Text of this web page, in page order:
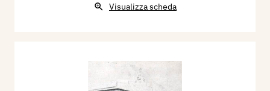
Visualizza scheda